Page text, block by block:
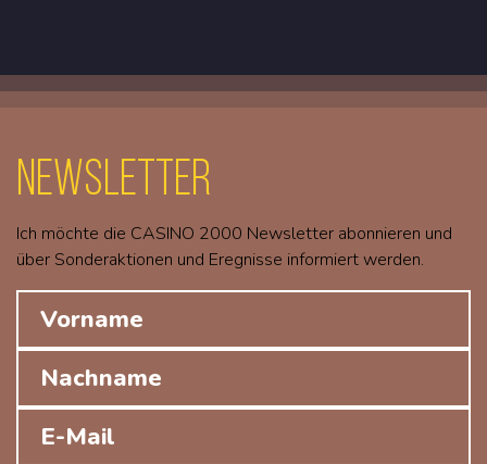
Newsletter
Ich möchte die CASINO 2000 Newsletter abonnieren und
über Sonderaktionen und Eregnisse informiert werden.